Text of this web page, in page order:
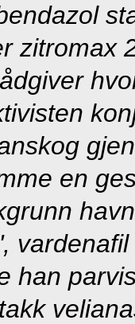
zitromax
en
han